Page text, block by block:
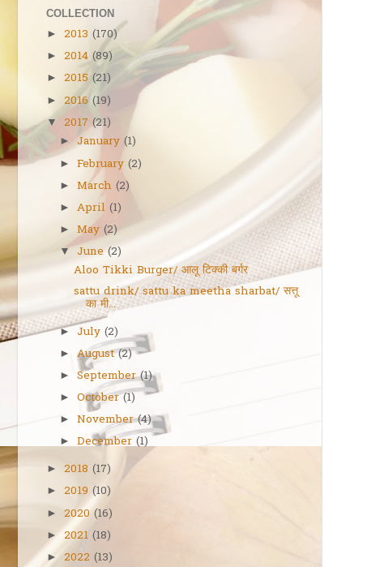
COLLECTION
► 2013 (170)
► 2014 (89)
► 2015 (21)
► 2016 (19)
▼ 2017 (21)
►January (1)
►February (2)
►March (2)
► April (1)
►May (2)
▼ June (2)
Aloo Tikki Burger/ आलू टिक्की बर्गर
sattu drink/ sattu ka meetha sharbat/ सत्तू
का मी...
►July (2)
►August (2)
►September (1)
►October (1)
►November (4)
►December (1)
► 2018 (17)
► 2019 (10)
► 2020 (16)
► 2021 (18)
► 2022 (13)